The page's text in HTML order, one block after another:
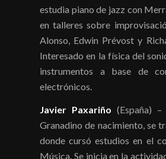
estudia piano de jazz con
en talleres sobre
Alonso, Edwin Prévost y
Interesado en la física del
instrumentos a base de
electrónicos.
Javier Paxariño (España)
Granadino de nacimiento, se
donde cursó estudios en el
Música. Se inicia en la